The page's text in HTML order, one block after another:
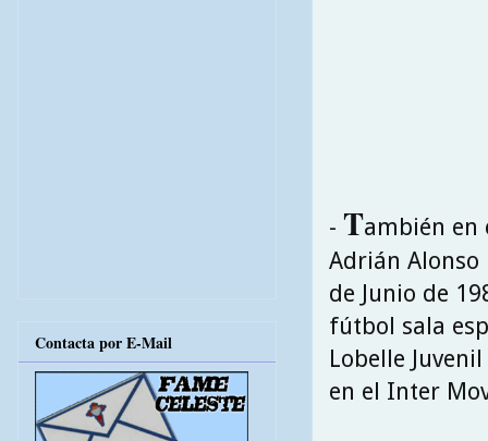
- También en
Adrián Alonso
de Junio de
fútbol sala
Lobelle
en el Inter
Contacta por E-Mail